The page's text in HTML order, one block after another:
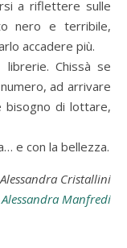
a riflettere sulle
nero e terribile,
accadere più.
librerie. Chissà se
ad arrivare
bisogno di lottare,
e con la bellezza.
Cristallini
Alessandra Manfredi